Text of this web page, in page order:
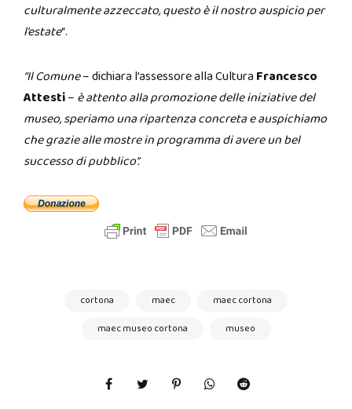
culturalmente azzeccato, questo è il nostro auspicio per
l’estate“.
“Il Comune– dichiara l’assessore alla Cultura Francesco
Attesti– è attento alla promozione delle iniziative del
museo, speriamo una ripartenza concreta e auspichiamo
che grazie alle mostre in programma di avere un bel
successo di pubblico”.
cortona maec
maec cortona
maec museo cortona
museo